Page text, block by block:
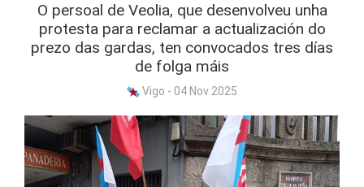
O persoal de Veolia, que desenvolveu unha
protesta para reclamar a actualización do
prezo das gardas, ten convocados tres días
de folga máis
Vigo - 04 Nov 2025